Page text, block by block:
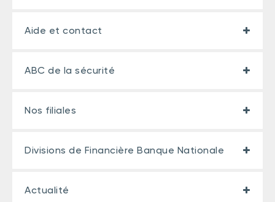
Aide et contact
ABC de la sécurité
Nos filiales
Divisions de Financière Banque Nationale
Actualité